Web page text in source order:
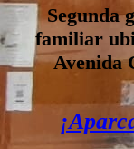
Segunda
familiar
Avenida